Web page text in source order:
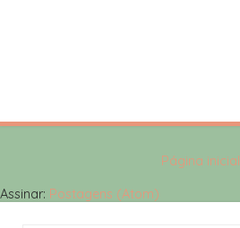
Página inicial
Assinar: Postagens (Atom)